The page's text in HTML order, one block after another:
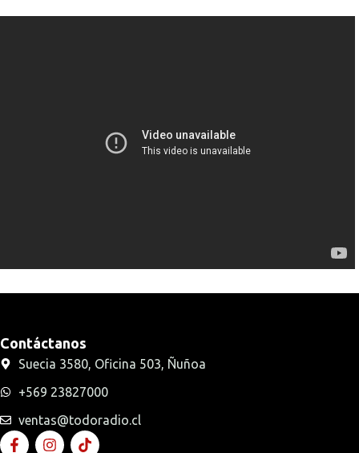
Contáctanos
Suecia 3580, Oficina 503, Ñuñoa
+569 23827000
ventas@todoradio.cl